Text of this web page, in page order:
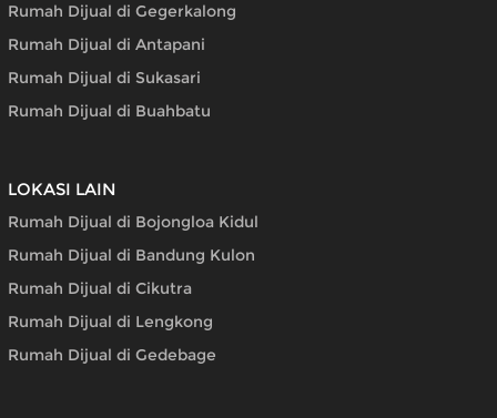
Rumah Dijual di Gegerkalong
Rumah Dijual di Antapani
Rumah Dijual di Sukasari
Rumah Dijual di Buahbatu
LOKASI LAIN
Rumah Dijual di Bojongloa Kidul
Rumah Dijual di Bandung Kulon
Rumah Dijual di Cikutra
Rumah Dijual di Lengkong
Rumah Dijual di Gedebage